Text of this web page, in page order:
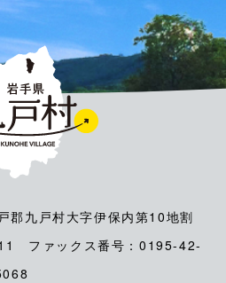
九戸村大字伊保内第10地割
ファックス番号：0195-42-